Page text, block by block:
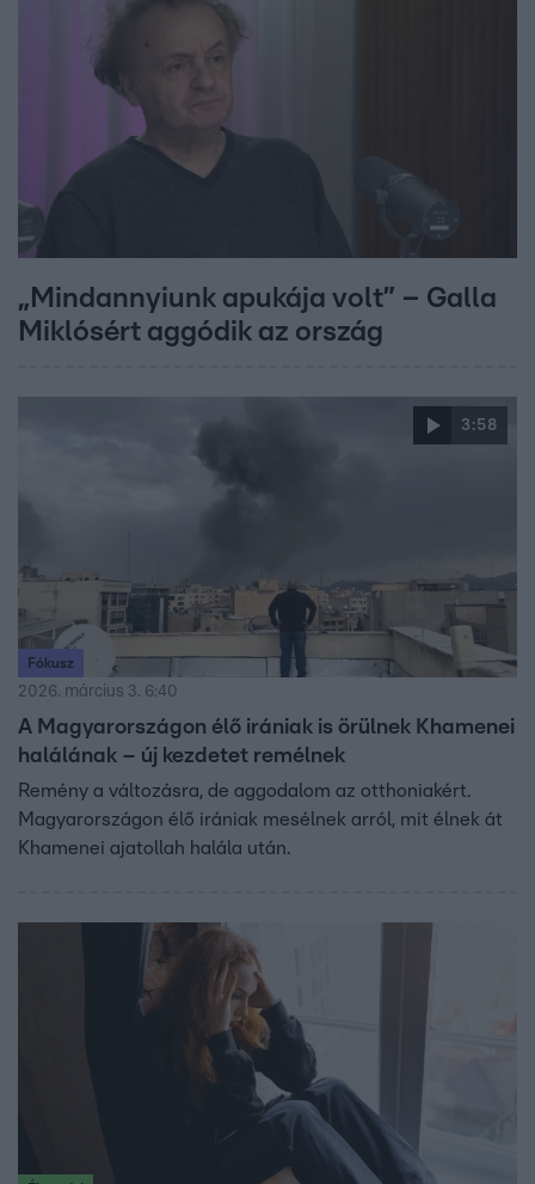
„Mindannyiunk apukája volt” – Galla
Miklósért aggódik az ország
3:58
Fókusz
2026. március 3. 6:40
A Magyarországon élő irániak is örülnek Khamenei
halálának – új kezdetet remélnek
Remény a változásra, de aggodalom az otthoniakért.
Magyarországon élő irániak mesélnek arról, mit élnek át
Khamenei ajatollah halála után.